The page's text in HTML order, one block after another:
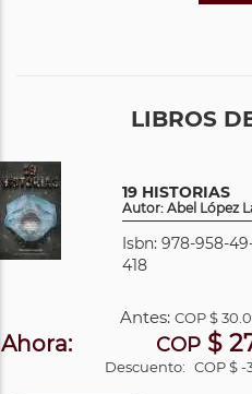
LIBROS
19 HISTORIAS
Autor: Abel López
Isbn: 978-958-
418
Antes: COP$
Ahora: COP $
Descuento: COP $ -